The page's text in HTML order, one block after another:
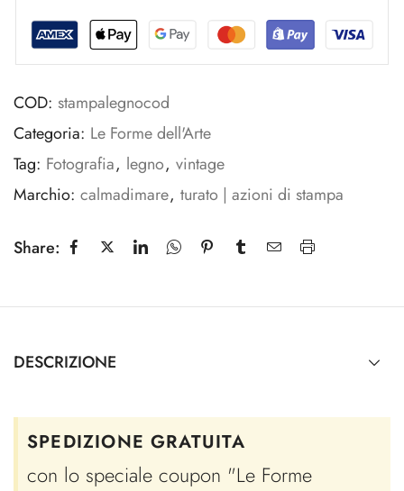
COD: stampalegnocod
Categoria: Le Forme dell'Arte
Tag: Fotografia, legno, vintage
Marchio: calmadimare, turato | azioni di stampa
Share:
DESCRIZIONE
SPEDIZIONE GRATUITA
con lo speciale coupon "Le Forme